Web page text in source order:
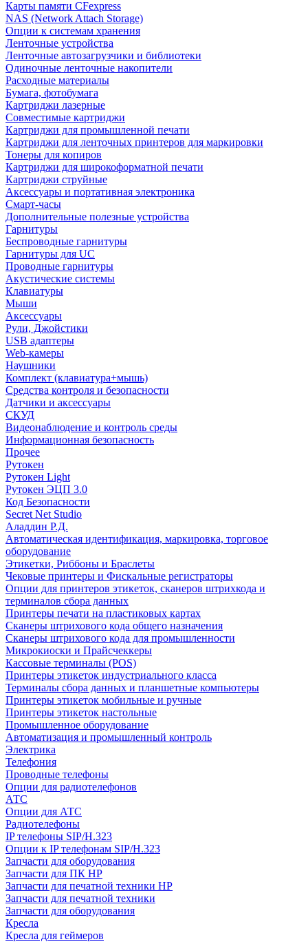
Карты памяти CFexpress
NAS (Network Attach Storage)
Опции к системам хранения
Ленточные устройства
Ленточные автозагрузчики и библиотеки
Одиночные ленточные накопители
Расходные материалы
Бумага, фотобумага
Картриджи лазерные
Совместимые картриджи
Картриджи для промышленной печати
Картриджи для ленточных принтеров для маркировки
Тонеры для копиров
Картриджи для широкоформатной печати
Картриджи струйные
Аксессуары и портативная электроника
Смарт-часы
Дополнительные полезные устройства
Гарнитуры
Беспроводные гарнитуры
Гарнитуры для UC
Проводные гарнитуры
Акустические системы
Клавиатуры
Мыши
Аксессуары
Рули, Джойстики
USB адаптеры
Web-камеры
Наушники
Комплект (клавиатура+мышь)
Средства контроля и безопасности
Датчики и аксессуары
СКУД
Видеонаблюдение и контроль среды
Информационная безопасность
Прочее
Рутокен
Рутокен Light
Рутокен ЭЦП 3.0
Код Безопасности
Secret Net Studio
Аладдин Р.Д.
Автоматическая идентификация, маркировка, торговое
оборудование
Этикетки, Риббоны и Браслеты
Чековые принтеры и Фискальные регистраторы
Опции для принтеров этикеток, сканеров штрихкода и
терминалов сбора данных
Принтеры печати на пластиковых картах
Сканеры штрихового кода общего назначения
Сканеры штрихового кода для промышленности
Микрокиоски и Прайсчеккеры
Кассовые терминалы (POS)
Принтеры этикеток индустриального класса
Терминалы сбора данных и планшетные компьютеры
Принтеры этикеток мобильные и ручные
Принтеры этикеток настольные
Промышленное оборудование
Автоматизация и промышленный контроль
Электрика
Телефония
Проводные телефоны
Опции для радиотелефонов
АТС
Опции для АТС
Радиотелефоны
IP телефоны SIP/H.323
Опции к IP телефонам SIP/H.323
Запчасти для оборудования
Запчасти для ПК HP
Запчасти для печатной техники HP
Запчасти для печатной техники
Запчасти для оборудования
Кресла
Кресла для геймеров